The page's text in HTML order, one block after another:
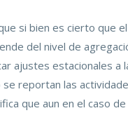
si bien es cierto que
del nivel de
ajustes estacionales a
se reportan las
que aun en el caso